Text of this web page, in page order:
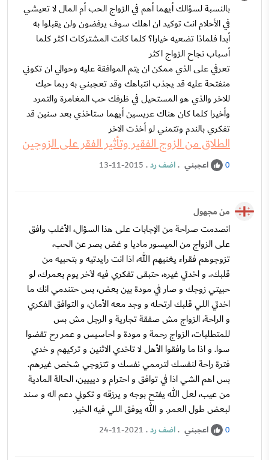
بالنسبة لسؤالك أيهما أهم في الزواج الحب أم المال لا تعيشي
في الأحلام انت توكيد ان اهلك سوف يرفضون ولن يقبلوا به
أبدا فلماذا تضعيه خيارا؟ كلما كانت المشتركات اكثر كلما
أسباب نجاح الزواج اكثر
تعرفي على الذي ممكن ان يتم الموافقة عليه وحوالي ان تكوني
منفتحة عليه قد يجذب انتباهك وقد تعجبني به ربما حبك
للاخر والذي هو المستحيل في ظرفك حب المغامرة والتمرد
وأخيرا كلما كان هناك عريسين أيهما ستاخذي بعد سنين قد
تفكري بالندم وتتمني لو أخذت الاخر
الطلاق من الزوج الفقير وتأثير الفقر على الزوجين
0 اعجبني .اضف رد.
13-11-2015
من مجهول
انصدمت صراحة من الإجابات على هذا السؤال، الأغلب وافق
على الزواج من الميسور ماديا و غض بصر عن الحب،
تزوجوهم فقراء يغنيهم الله، اذا انت رايدتيه و بتحبيه من
قلبك،. و اخدتي غيره، حتبقى تفكري فيه لآخر يوم بعمرك، لو
حبيتي زوجك و صار في مودة بين بعض، بس حتندمي انك ما
اخدتي اللي قلبك ارتحله و وجد معه الأمان، و التوافق الفكري
و الراحة، الزواج مش صفقة تجارية و الرجل مش بس
للمتطلبات، الزواج رحمة و مودة و احاسيس و عمر رح تقضوا
سوا. و اذا ما وافقوا الأهل لا تاخدي الاثنين و تركيهم و خدي
فترة راحة لنفسك لترممي نفسك و تتزوجي شخص غيرهم.
بس اهم الشي اذا في توافق و احترام و ديييين، الحالة المادية
من عيب، لعل الله يفتح بوجه و يرزقه و تكوني دعم اله و سند
لبعض طول العمر. و الله يوفق اللي فيه الخير.
0 اعجبني .اضف رد.
24-11-2021